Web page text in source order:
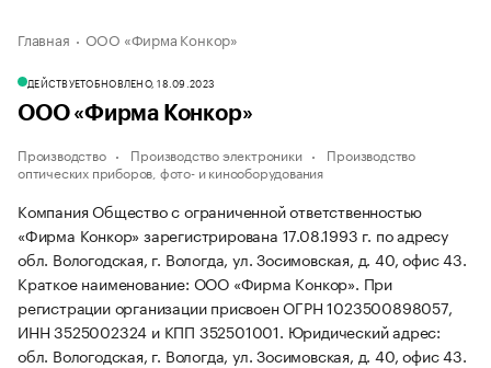
Главная ООО «Фирма Конкор»
ДЕЙСТВУЕТОБНОВЛЕНО, 18.09.2023
ООО «Фирма Конкор»
Производство Производство электроники
Производство
оптических приборов, фото- и кинооборудования
Компания Общество с ограниченной ответственностью
«Фирма Конкор» зарегистрирована 17.08.1993 г. по адресу
обл. Вологодская, г. Вологда, ул. Зосимовская, д. 40, офис 43.
Краткое наименование: ООО «Фирма Конкор». При
регистрации организации присвоен ОГРН 1023500898057,
ИНН 3525002324 и КПП 352501001. Юридический адрес:
обл. Вологодская, г. Вологда, ул. Зосимовская, д. 40, офис 43.